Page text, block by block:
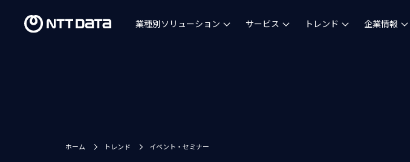
業種別ソリューション サービス トレンド 企業情報
ホーム トレンド イベント・セミナー